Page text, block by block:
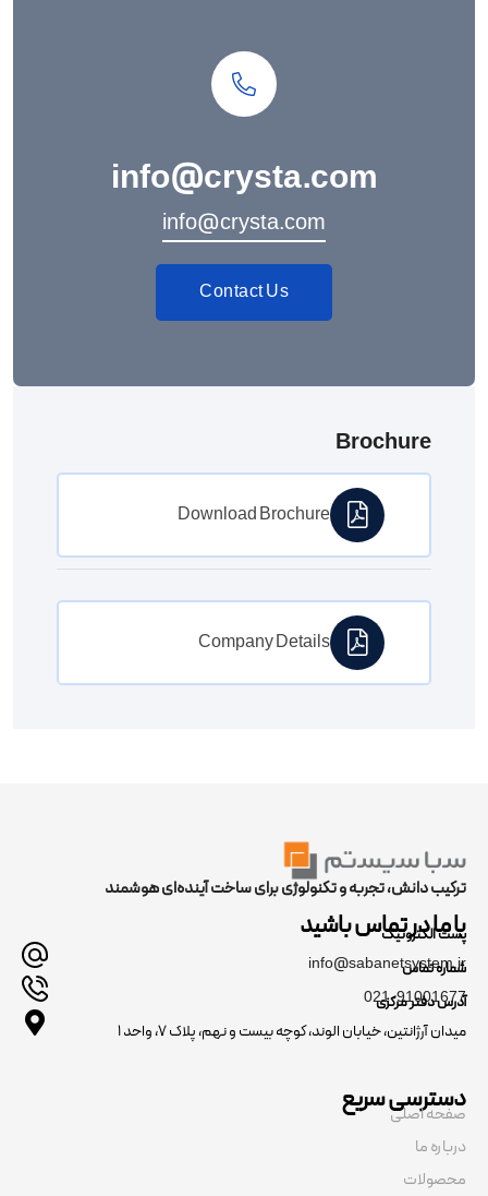
info@crysta.com
info@crysta.com
Contact Us
Brochure
Download Brochure
Company Details
ترکیب دانش، تجربه و تکنولوژی برای ساخت آینده‌ای هوشمند
با ما در تماس باشید
پست الکترونیک
info@sabanetsystem.ir
شماره تماس
021-91001677
آدرس دفتر مرکزی
میدان آرژانتین، خیابان الوند، کوچه بیست و نهم، پلاک ۷، واحد ۱
دسترسی سریع
صفحه اصلی
درباره ما
محصولات